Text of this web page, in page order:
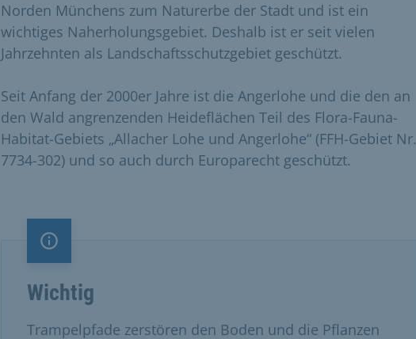
Norden Münchens zum Naturerbe der Stadt und ist ein
wichtiges Naherholungsgebiet. Deshalb ist er seit vielen
Jahrzehnten als Landschaftsschutzgebiet geschützt.
Seit Anfang der 2000er Jahre ist die Angerlohe und die den an
den Wald angrenzenden Heideflächen Teil des Flora-Fauna-
Habitat-Gebiets „Allacher Lohe und Angerlohe“ (FFH-Gebiet Nr.
7734-302) und so auch durch Europarecht geschützt.
Information
Wichtig
Trampelpfade zerstören den Boden und die Pflanzen